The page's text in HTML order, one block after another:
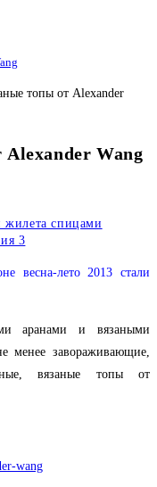
Wang
жилета спицами
3
весна-лето 2013 стали
аранами и вязаными
менее завораживающие,
вязаные топы от